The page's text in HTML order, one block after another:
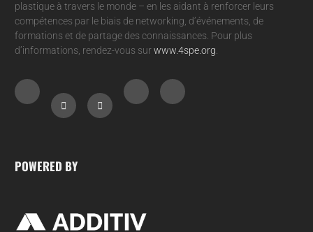
plastique à travers le monde – en les aidant à renforcer leurs
compétences par le biais de networking, d’événements, de
formations et de partage des connaissances. Pour plus
d’informations, rendez-vous surwww.4spe.org.
POWERED BY